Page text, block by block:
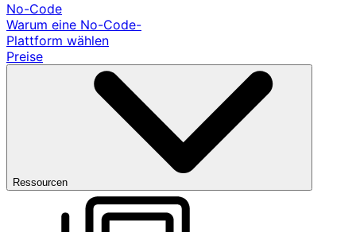
No-Code
Warum eine No-Code-
Plattform wählen
Preise
Ressourcen